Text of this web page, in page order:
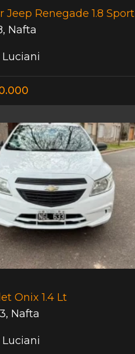
Jeep Renegade 1.8 Sport
, Nafta
Luciani
Onix 1.4 Lt
, Nafta
Luciani